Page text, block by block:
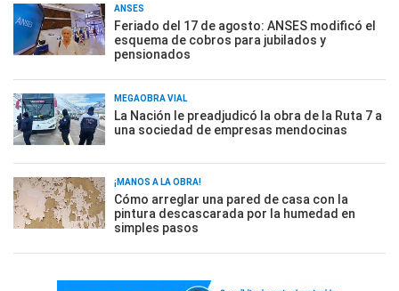
ANSES
Feriado del 17 de agosto: ANSES modificó el
esquema de cobros para jubilados y
pensionados
MEGAOBRA VIAL
La Nación le preadjudicó la obra de la Ruta 7 a
una sociedad de empresas mendocinas
¡MANOS A LA OBRA!
Cómo arreglar una pared de casa con la
pintura descascarada por la humedad en
simples pasos